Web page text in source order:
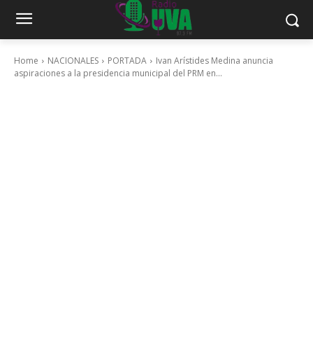
Home NACIONALES PORTADA
Ivan Arístides Medina anuncia
aspiraciones a la presidencia municipal del PRM en...